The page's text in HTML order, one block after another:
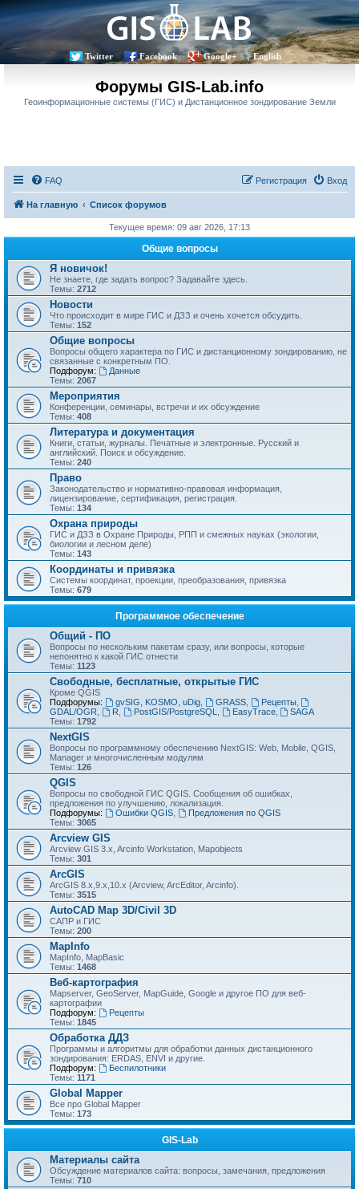
Twitter Facebook Google+ English
Форумы GIS-Lab.info
Геоинформационные системы (ГИС) и Дистанционное зондирование Земли
FAQ Вход
Регистрация
На главную Список форумов
Текущее время: 09 авг 2026, 17:13
Общие вопросы
Я новичок!
Не знаете, где задать вопрос? Задавайте здесь.
Темы: 2712
Новости
Что происходит в мире ГИС и ДЗЗ и очень хочется обсудить.
Темы: 152
Общие вопросы
Вопросы общего характера по ГИС и дистанционному зондированию, не
связанные с конкретным ПО.
Подфорум:
Данные
Темы: 2067
Мероприятия
Конференции, семинары, встречи и их обсуждение
Темы: 408
Литература и документация
Книги, статьи, журналы. Печатные и электронные. Русский и
английский. Поиск и обсуждение.
Темы: 240
Право
Законодательство и нормативно-правовая информация,
лицензирование, сертификация, регистрация.
Темы: 134
Охрана природы
ГИС и ДЗЗ в Охране Природы, РПП и смежных науках (экологии,
биологии и лесном деле)
Темы: 143
Координаты и привязка
Системы координат, проекции, преобразования, привязка
Темы: 679
Программное обеспечение
Общий - ПО
Вопросы по нескольким пакетам сразу, или вопросы, которые
непонятно к какой ГИС отнести
Темы: 1123
Свободные, бесплатные, открытые ГИС
Кроме QGIS
Подфорумы:
gvSIG, KOSMO, uDig, GRASS, Рецепты,
GDAL/OGR
R PostGIS/PostgreSQL EasyTrace,
SAGA
Темы: 1792
NextGIS
Вопросы по программному обеспечению NextGIS: Web, Mobile, QGIS,
Manager и многочисленным модулям
Темы: 126
QGIS
Вопросы по свободной ГИС QGIS. Сообщения об ошибках,
предложения по улучшению, локализация.
Подфорумы:
Ошибки QGIS,
Предложения по QGIS
Темы: 3065
Arcview GIS
Arcview GIS 3.x, Arcinfo Workstation, Mapobjects
Темы: 301
ArcGIS
ArcGIS 8.x,9.x,10.x (Arcview, ArcEditor, Arcinfo).
Темы: 3515
AutoCAD Map 3D/Civil 3D
САПР и ГИС
Темы: 200
MapInfo
MapInfo, MapBasic
Темы: 1468
Веб-картография
Mapserver, GeoServer, MapGuide, Google и другое ПО для веб-
картографии
Подфорум:
Рецепты
Темы: 1845
Обработка ДДЗ
Программы и алгоритмы для обработки данных дистанционного
зондирования: ERDAS, ENVI и другие.
Подфорум:
Беспилотники
Темы: 1171
Global Mapper
Все про Global Mapper
Темы: 173
GIS-Lab
Материалы сайта
Обсуждение материалов сайта: вопросы, замечания, предложения
Темы: 710